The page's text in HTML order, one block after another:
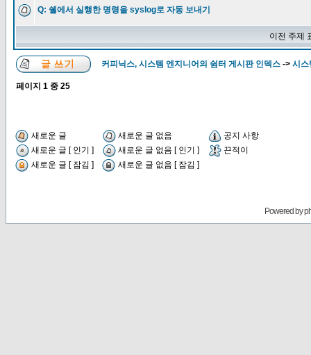
Q: 쉘에서 실행한 명령을 syslog로 자동 보내기
이전 주제
커피닉스, 시스템 엔지니어의 쉼터 게시판 인덱스 -> 시스
페이지 1 중 25
새로운 글 새로운 글 없음
공지 사항
새로운 글 [ 인기 ]
새로운 글 없음 [ 인기 ]
끈적이
새로운 글 [ 잠김 ]
새로운 글 없음 [ 잠김 ]
Powered by